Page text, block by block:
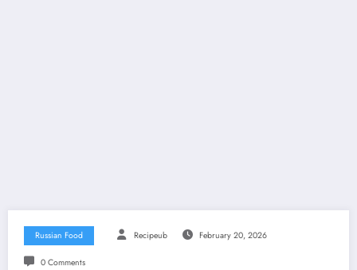
Russian Food Recipeub February 20, 2026
0 Comments